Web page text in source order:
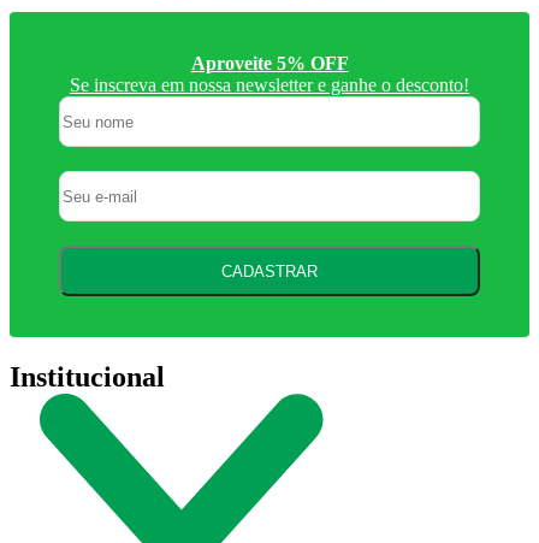
Aproveite 5% OFF
Se inscreva em nossa newsletter e ganhe o desconto!
CADASTRAR
Institucional